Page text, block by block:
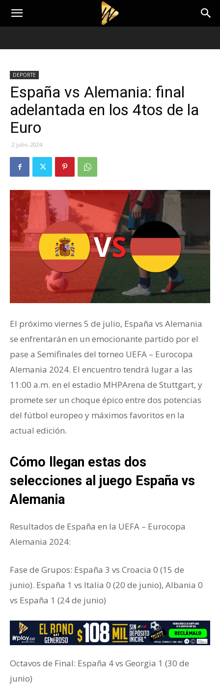
DEPORTE
España vs Alemania: final
adelantada en los 4tos de la
Euro
2 julio, 2024
El próximo viernes 5 de julio, España vs Alemania
se enfrentarán en un emocionante partido por el
pase a Semifinales del torneo UEFA – Eurocopa
Alemania 2024. El encuentro tendrá lugar a las
11:00 a.m. en el estadio MHPArena de Stuttgart, y
promete ser un choque épico entre dos potencias
del fútbol europeo y máximos favoritos en la
actual edición.
Cómo llegan estas dos
selecciones al juego España vs
Alemania
Resultados de España en la UEFA – Eurocopa
Alemania 2024:
Fase de Grupos: España 3 vs Croacia 0 (15 de
junio). España 1 vs Italia 0 (20 de junio), Albania 0
vs España 1 (24 de junio)
Octavos de Final: España 4 vs Georgia 1 (30 de
junio)